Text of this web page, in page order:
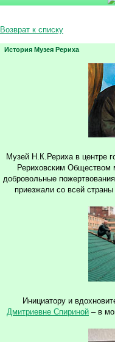
Возврат к списку
История Музея Рериха
Музей Н.К.Рериха в центре
Рериховским Обществом
добровольные
приезжали со всей
Инициатору и
Дмитриевне Спириной – в